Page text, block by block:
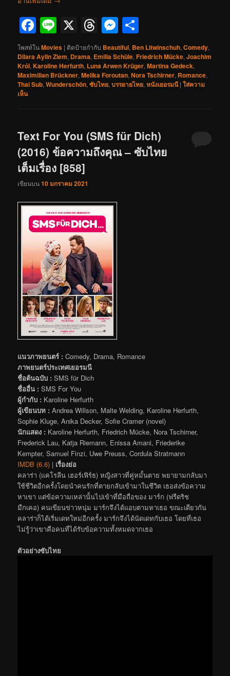
Facebook
Line
X Threads
Messenger
โพสท์ในMovies | ติดป้ายกำกับ Beautiful, Ben Litwinschuh,Comedy,
Dilara Aylin Ziem, Drama, Emilia Schüle,Friedrich Mücke,Joachim
Król,Karoline Herfurth, Luna Arwen Krüger,Martina Gedeck,
Maximilian Brückner,Melika Foroutan,Nora Tschirner, Romance,
Thai Sub,Wunderschön,ซับไทย,บรรยายไทย,หนังเยอรมนี |ใส่ความ
เห็น
Text For You (SMS für Dich)
(2016) ข้อความถึงคุณ – ซับไทย
เต็มเรื่อง [858]
เขียนบน10 มกราคม 2021
แนวภาพยนตร์ : Comedy, Drama, Romance
ภาพยนตร์ประเทศเยอรมนี
ชื่อต้นฉบับ : SMS für Dich
ชื่ออื่น : SMS For You
ผู้กำกับ : Karoline Herfurth
ผู้เขียนบท : Andrea Willson, Malte Welding, Karoline Herfurth,
Sophie Kluge, Anika Decker, Sofie Cramer (novel)
นักแสดง : Karoline Herfurth, Friedrich Mücke, Nora Tschirner,
Frederick Lau, Katja Riemann, Enissa Amani, Friederike
Kempter, Samuel Finzi, Uwe Preuss, Cordula Stratmann
IMDB (6.6) | เรื่องย่อ
คลาร่า (แคโรลีน เฮอร์เฟิร์ธ) หญิงสาวที่คู่หมั้นตาย พยายามกลับมา
ใช้ชีวิตอีกครั้งโดยนำคนรักที่ตายกลับเข้ามาในชีวิต เธอส่งข้อความ
หาเขา แต่ข้อความเหล่านั้นไปเข้าที่มือถือของ มาร์ก (ฟรีดริช
มืกเคอ) คนเขียนข่าวหนุ่ม มาร์กจึงได้แอบตามหาเธอ ขณะเดียวกัน
คลาร่าก็ได้เริ่มเดทใหม่อีกครั้ง มาร์กจึงได้นัดเดทกับเธอ โดยที่เธอ
ไม่รู้ว่าเขาคือคนที่ได้รับข้อความทั้งหมดจากเธอ
ตัวอย่างซับไทย